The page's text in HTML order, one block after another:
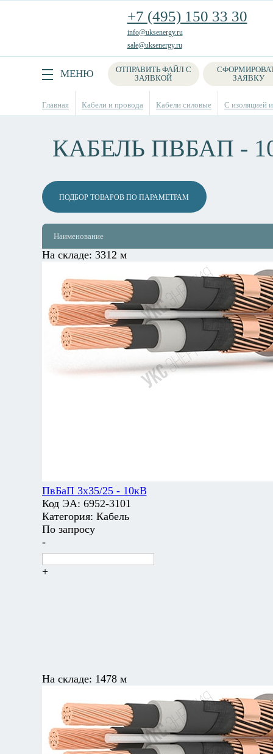
+7 (495) 150 33 30
info@uksenergy.ru
sale@uksenergy.ru
МЕНЮ
ОТПРАВИТЬ ФАЙЛ С
ЗАЯВКОЙ
ЗАЯВКУ
Поиск
Главная Кабели и провода Кабели силовые С изоляцией
КАБЕЛЬ ПВБАП -
ПОДБОР ТОВАРОВ ПО ПАРАМЕТРАМ
Наименование
На складе: 3312 м
ПвБаП 3х35/25 - 10кВ
Код ЭА: 6952-3101
Категория: Кабель
По запросу
-
+
На складе: 1478 м